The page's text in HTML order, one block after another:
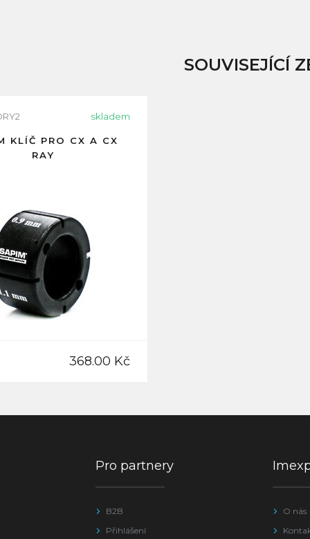
SOUVISEJÍCÍ
skladem
KLÍČ PRO CX A CX
RAY
368.00 Kč
Pro partnery
B2B
Přihlášení
O nás